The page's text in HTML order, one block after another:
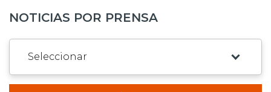
NOTICIAS POR PRENSA